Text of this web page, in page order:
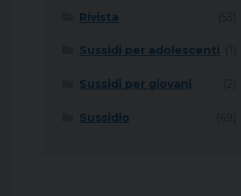
Rivista
Sussidi per adolescenti
Sussidi per giovani
Sussidio